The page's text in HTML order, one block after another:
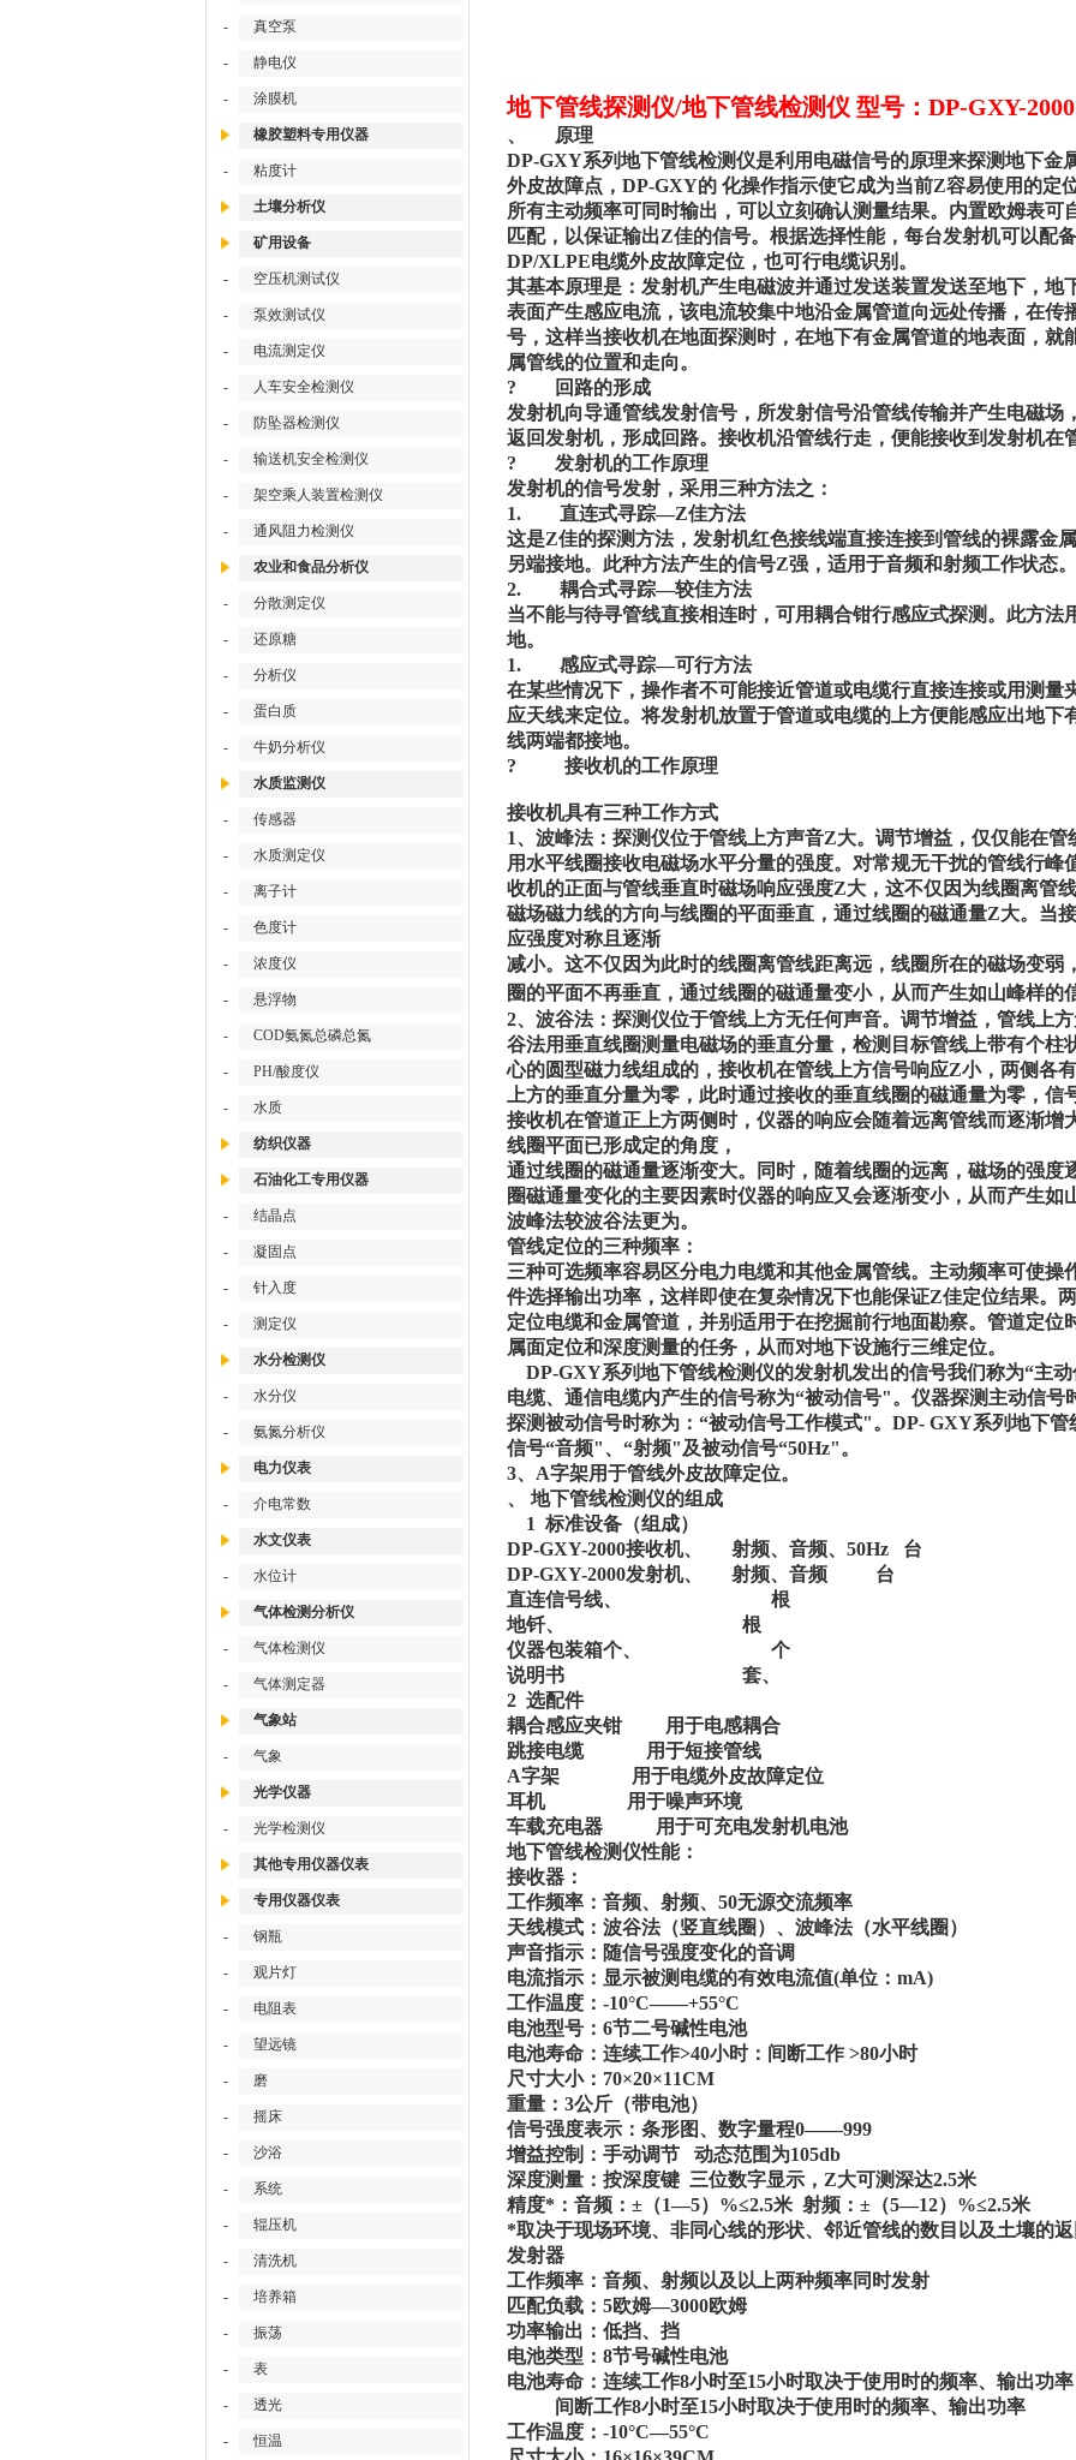
- 真空泵
- 静电仪
- 涂膜机
橡胶塑料专用仪器
- 粘度计
土壤分析仪
矿用设备
- 空压机测试仪
- 泵效测试仪
- 电流测定仪
- 人车安全检测仪
- 防坠器检测仪
- 输送机安全检测仪
- 架空乘人装置检测仪
- 通风阻力检测仪
农业和食品分析仪
- 分散测定仪
- 还原糖
- 分析仪
- 蛋白质
- 牛奶分析仪
水质监测仪
- 传感器
- 水质测定仪
- 离子计
- 色度计
- 浓度仪
- 悬浮物
- COD氨氮总磷总氮
- PH/酸度仪
- 水质
纺织仪器
石油化工专用仪器
- 结晶点
- 凝固点
- 针入度
- 测定仪
水分检测仪
- 水分仪
- 氨氮分析仪
电力仪表
- 介电常数
水文仪表
- 水位计
气体检测分析仪
- 气体检测仪
- 气体测定器
气象站
- 气象
光学仪器
- 光学检测仪
其他专用仪器仪表
专用仪器仪表
- 钢瓶
- 观片灯
- 电阻表
- 望远镜
- 磨
- 摇床
- 沙浴
- 系统
- 辊压机
- 清洗机
- 培养箱
- 振荡
- 表
- 透光
- 恒温
地下管线探测仪/地下管线检测仪 型号：DP-GXY-2000
、 原理
DP-GXY系列地下管线检测仪是利用电磁信号的原理来探测地下金
外皮故障点，DP-GXY的 化操作指示使它成为当前Z容易使用的定
所有主动频率可同时输出，可以立刻确认测量结果。内置欧姆表可
匹配，以保证输出Z佳的信号。根据选择性能，每台发射机可以配
DP/XLPE电缆外皮故障定位，也可行电缆识别。
其基本原理是：发射机产生电磁波并通过发送装置发送至地下，地
表面产生感应电流，该电流较集中地沿金属管道向远处传播，在传
号，这样当接收机在地面探测时，在地下有金属管道的地表面，就
属管线的位置和走向。
? 回路的形成
发射机向导通管线发射信号，所发射信号沿管线传输并产生电磁场
返回发射机，形成回路。接收机沿管线行走，便能接收到发射机在
? 发射机的工作原理
发射机的信号发射，采用三种方法之：
1. 直连式寻踪—Z佳方法
这是Z佳的探测方法，发射机红色接线端直接连接到管线的裸露金
另端接地。此种方法产生的信号Z强，适用于音频和射频工作状态。
2. 耦合式寻踪—较佳方法
当不能与待寻管线直接相连时，可用耦合钳行感应式探测。此方法
地。
1. 感应式寻踪—可行方法
在某些情况下，操作者不可能接近管道或电缆行直接连接或用测量
应天线来定位。将发射机放置于管道或电缆的上方便能感应出地下
线两端都接地。
? 接收机的工作原理
接收机具有三种工作方式
1、波峰法：探测仪位于管线上方声音Z大。调节增益，仅仅能在
用水平线圈接收电磁场水平分量的强度。对常规无干扰的管线行峰
收机的正面与管线垂直时磁场响应强度Z大，这不仅因为线圈离管
磁场磁力线的方向与线圈的平面垂直，通过线圈的磁通量Z大。当
应强度对称且逐渐
减小。这不仅因为此时的线圈离管线距离远，线圈所在的磁场变弱
圈的平面不再垂直，通过线圈的磁通量变小，从而产生如山峰样的
2、波谷法：探测仪位于管线上方无任何声音。调节增益，管线上
谷法用垂直线圈测量电磁场的垂直分量，检测目标管线上带有个柱
心的圆型磁力线组成的，接收机在管线上方信号响应Z小，两侧各
上方的垂直分量为零，此时通过接收的垂直线圈的磁通量为零，
接收机在管道正上方两侧时，仪器的响应会随着远离管线而逐渐增
线圈平面已形成定的角度，
通过线圈的磁通量逐渐变大。同时，随着线圈的远离，磁场的强度
圈磁通量变化的主要因素时仪器的响应又会逐渐变小，从而产生如
波峰法较波谷法更为。
管线定位的三种频率：
三种可选频率容易区分电力电缆和其他金属管线。主动频率可使操
件选择输出功率，这样即使在复杂情况下也能保证Z佳定位结果。
定位电缆和金属管道，并别适用于在挖掘前行地面勘察。管道定位
属面定位和深度测量的任务，从而对地下设施行三维定位。
DP-GXY系列地下管线检测仪的发射机发出的信号我们称为“主
电缆、通信电缆内产生的信号称为“被动信号"。仪器探测主动信
探测被动信号时称为：“被动信号工作模式"。DP- GXY系列地下
信号“音频"、“射频"及被动信号“50Hz"。
3、A字架用于管线外皮故障定位。
、 地下管线检测仪的组成
1 标准设备（组成）
DP-GXY-2000接收机、 射频、音频、50Hz 台
DP-GXY-2000发射机、 射频、音频 台
直连信号线、 根
地钎、 根
仪器包装箱个、 个
说明书 套、
2 选配件
耦合感应夹钳 用于电感耦合
跳接电缆 用于短接管线
A字架 用于电缆外皮故障定位
耳机 用于噪声环境
车载充电器 用于可充电发射机电池
地下管线检测仪性能：
接收器：
工作频率：音频、射频、50无源交流频率
天线模式：波谷法（竖直线圈）、波峰法（水平线圈）
声音指示：随信号强度变化的音调
电流指示：显示被测电缆的有效电流值(单位：mA)
工作温度：-10°C——+55°C
电池型号：6节二号碱性电池
电池寿命：连续工作>40小时：间断工作 >80小时
尺寸大小：70×20×11CM
重量：3公斤（带电池）
信号强度表示：条形图、数字量程0——999
增益控制：手动调节 动态范围为105db
深度测量：按深度键 三位数字显示，Z大可测深达2.5米
精度*：音频：±（1—5）%≤2.5米 射频：±（5—12）%≤2.5米
*取决于现场环境、非同心线的形状、邻近管线的数目以及土壤的
发射器
工作频率：音频、射频以及以上两种频率同时发射
匹配负载：5欧姆—3000欧姆
功率输出：低挡、挡
电池类型：8节号碱性电池
电池寿命：连续工作8小时至15小时取决于使用时的频率、输出功率
间断工作8小时至15小时取决于使用时的频率、输出功率
工作温度：-10°C—55°C